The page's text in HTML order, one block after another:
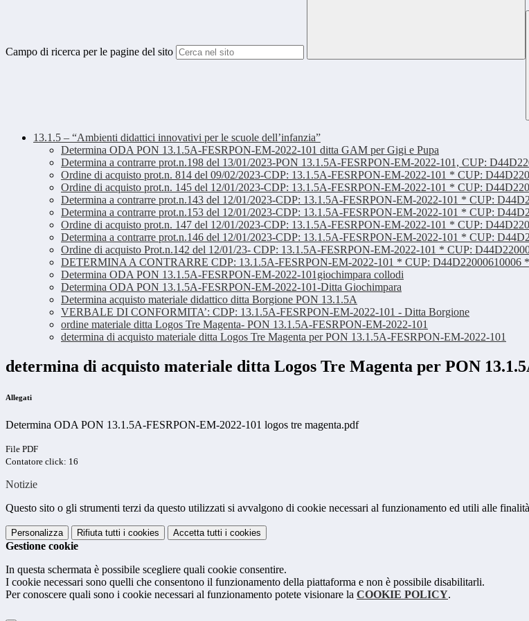
Campo di ricerca per le pagine del sito
13.1.5 – “Ambienti didattici innovativi per le scuole dell’infanzia”
Determina ODA PON 13.1.5A-FESRPON-EM-2022-101 ditta GAM per Gigi e Pupa
Determina a contrarre prot.n.198 del 13/01/2023-PON 13.1.5A-FESRPON-EM-2022-101, CUP:
Ordine di acquisto prot.n. 814 del 09/02/2023-CDP: 13.1.5A-FESRPON-EM-2022-101 * CUP:
Ordine di acquisto prot.n. 145 del 12/01/2023-CDP: 13.1.5A-FESRPON-EM-2022-101 * CUP:
Determina a contrarre prot.n.143 del 12/01/2023-CDP: 13.1.5A-FESRPON-EM-2022-101 * CUP:
Determina a contrarre prot.n.153 del 12/01/2023-CDP: 13.1.5A-FESRPON-EM-2022-101 * CUP:
Ordine di acquisto prot.n. 147 del 12/01/2023-CDP: 13.1.5A-FESRPON-EM-2022-101 * CUP:
Determina a contrarre prot.n.146 del 12/01/2023-CDP: 13.1.5A-FESRPON-EM-2022-101 * CUP:
Ordine di acquisto Prot.n.142 del 12/01/23- CDP: 13.1.5A-FESRPON-EM-2022-101 * CUP:
DETERMINA A CONTRARRE CDP: 13.1.5A-FESRPON-EM-2022-101 * CUP:
Determina ODA PON 13.1.5A-FESRPON-EM-2022-101giochimpara collodi
Determina ODA PON 13.1.5A-FESRPON-EM-2022-101-Ditta Giochimpara
Determina acquisto materiale didattico ditta Borgione PON 13.1.5A
VERBALE DI CONFORMITA’: CDP: 13.1.5A-FESRPON-EM-2022-101 - Ditta Borgione
ordine materiale ditta Logos Tre Magenta- PON 13.1.5A-FESRPON-EM-2022-101
determina di acquisto materiale ditta Logos Tre Magenta per PON 13.1.5A-FESRPON-EM-2022-101
determina di acquisto materiale ditta Logos Tre Magenta per PON
Allegati
Determina ODA PON 13.1.5A-FESRPON-EM-2022-101 logos tre magenta.pdf
File PDF
Contatore click: 16
Notizie
Questo sito o gli strumenti terzi da questo utilizzati si avvalgono di cookie necessari al funzionamento ed utili alle
Personalizza Rifiuta tutti i cookies Accetta tutti i cookies
Gestione cookie
In questa schermata è possibile scegliere quali cookie consentire.
I cookie necessari sono quelli che consentono il funzionamento della piattaforma e non è possibile disabilitarli.
Per conoscere quali sono i cookie necessari al funzionamento potete visionare la COOKIE POLICY.